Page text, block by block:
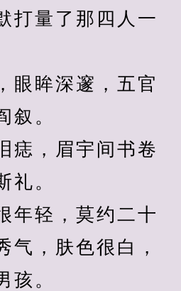
量了那四人一
眸深邃，五官
叙。
，眉宇间书卷
礼。
轻，莫约二十
气，肤色很白，
孩。